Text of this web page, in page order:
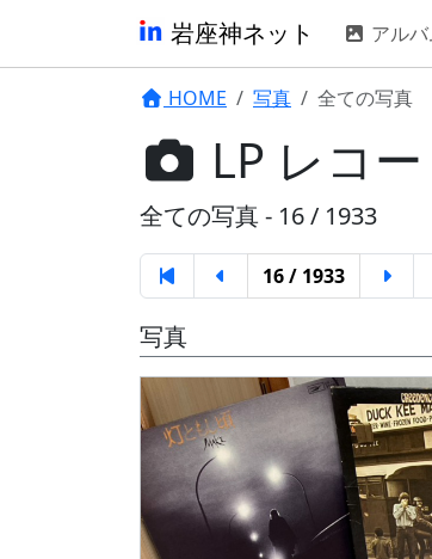
岩座神ネット アル
HOME 写真 全ての写真
LP レコー
全ての写真 - 16 / 1933
16 / 1933
写真